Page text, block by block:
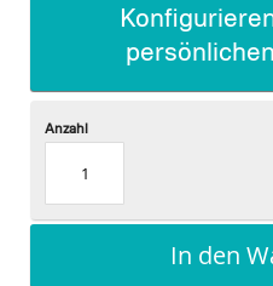
Anzahl
In den